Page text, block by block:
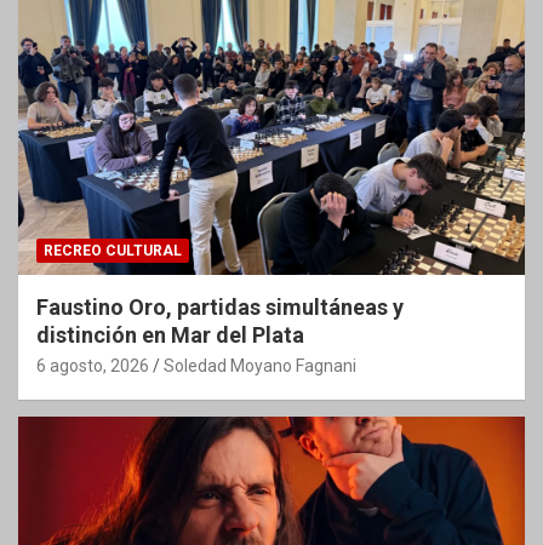
RECREO CULTURAL
Faustino Oro, partidas simultáneas y
distinción en Mar del Plata
6 agosto, 2026 Soledad Moyano Fagnani